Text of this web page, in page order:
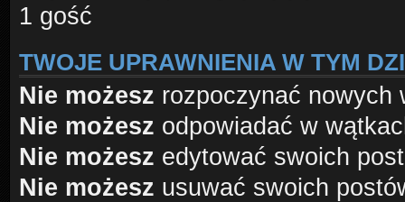
1 gość
TWOJE UPRAWNIENIA W TYM
Nie możesz rozpoczynać nowych
Nie możesz odpowiadać w
Nie możesz edytować swoich
Nie możesz usuwać swoich